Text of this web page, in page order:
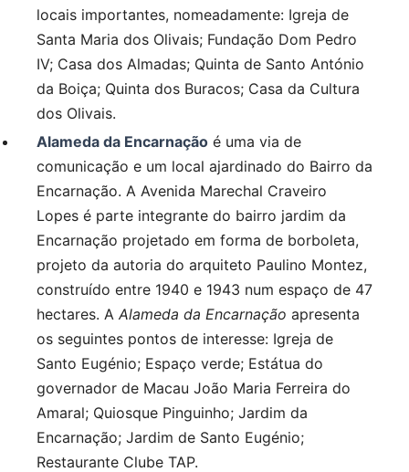
locais importantes, nomeadamente: Igreja de
Santa Maria dos Olivais; Fundação Dom Pedro
IV; Casa dos Almadas; Quinta de Santo António
da Boiça; Quinta dos Buracos; Casa da Cultura
dos Olivais.
Alameda da Encarnação é uma via de
comunicação e um local ajardinado do Bairro da
Encarnação. A Avenida Marechal Craveiro
Lopes é parte integrante do bairro jardim da
Encarnação projetado em forma de borboleta,
projeto da autoria do arquiteto Paulino Montez,
construído entre 1940 e 1943 num espaço de 47
hectares. A Alameda da Encarnação apresenta
os seguintes pontos de interesse: Igreja de
Santo Eugénio; Espaço verde; Estátua do
governador de Macau João Maria Ferreira do
Amaral; Quiosque Pinguinho; Jardim da
Encarnação; Jardim de Santo Eugénio;
Restaurante Clube TAP.